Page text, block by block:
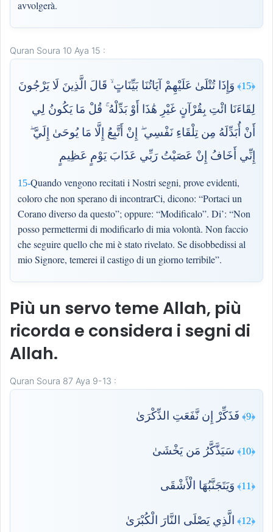
avvolgerà.
Quran Soura 10 Aya 15 :
﴿15﴾
وَإِذَا تُتْلَىٰ عَلَيْهِمْ آيَاتُنَا بَيِّنَاتٍ ۙ قَالَ الَّذِينَ لَا يَرْجُونَ
لِقَاءَنَا ائْتِ بِقُرْآنٍ غَيْرِ هَٰذَا أَوْ بَدِّلْهُ ۚ قُلْ مَا يَكُونُ لِي
أَنْ أُبَدِّلَهُ مِن تِلْقَاءِ نَفْسِي ۖ إِنْ أَتَّبِعُ إِلَّا مَا يُوحَىٰ إِلَيَّ ۖ
إِنِّي أَخَافُ إِنْ عَصَيْتُ رَبِّي عَذَابَ يَوْمٍ عَظِيمٍ
15-Quando vengono recitati i Nostri segni, prove evidenti,
coloro che non sperano di incontrarCi, dicono: “Portaci un
Corano diverso da questo”; oppure: “Modificalo”. Di’: “Non
posso permettermi di modificarlo di mia volontà. Non faccio
che seguire quello che mi è stato rivelato. Se disobbedissi al
mio Signore, temerei il castigo di un giorno terribile”.
Più un servo teme Allah, più
ricorda e considera i segni di
Allah.
Quran Soura 87 Aya 9-13 :
﴿9﴾ فَذَكِّرْ إِن نَّفَعَتِ الذِّكْرَىٰ
﴿10﴾ سَيَذَّكَّرُ مَن يَخْشَىٰ
﴿11﴾ وَيَتَجَنَّبُهَا الْأَشْقَى
﴿12﴾ الَّذِي يَصْلَى النَّارَ الْكُبْرَىٰ